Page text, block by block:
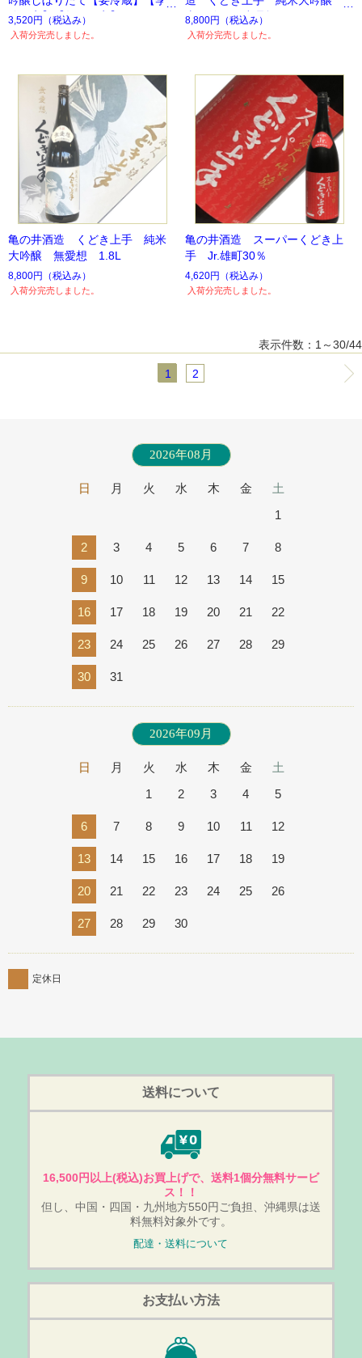
節限定】【数量限定】
3,520円 （税込み）
入荷分完売しました。
山田錦35％出品酒 1.8L
8,800円 （税込み）
入荷分完売しました。
亀の井酒造 くどき上手 純米
大吟醸 無愛想 1.8L
8,800円 （税込み）
入荷分完売しました。
亀の井酒造 スーパーくどき上
手 Jr.雄町30％
4,620円 （税込み）
入荷分完売しました。
表示件数：1～30/44
1 2
2026年08月
日 月 火 水 木 金
土
1
2 3 4 5 6 7 8
9 10 11 12 13 14 15
16 17 18 19 20 21 22
23 24 25 26 27 28 29
30 31
2026年09月
日 月 火 水 木 金
土
1
2 3 4 5
6 7 8 9 10 11 12
13 14 15 16 17 18 19
20 21 22 23 24 25 26
27 28 29 30
定休日
送料について
16,500円以上(税込)お買上げで、送料1個分無料サービ
ス！！
但し、中国・四国・九州地方550円ご負担、沖縄県は送
料無料対象外です。
配達・送料について
お支払い方法